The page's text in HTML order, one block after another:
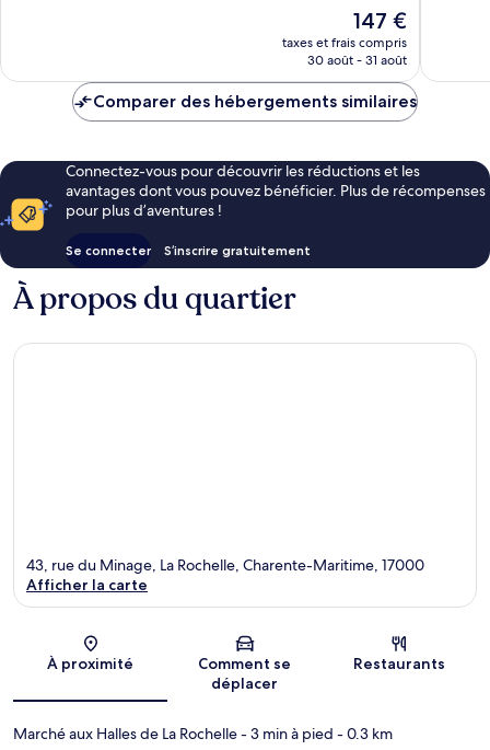
Le
nouveau
prix
de
147 €
taxes et frais compris
30 août - 31 août
Comparer des hébergements similaires
Connectez-vous pour découvrir les réductions et les
avantages dont vous pouvez bénéficier. Plus de récompenses
pour plus d’aventures !
Se connecter S’inscrire gratuitement
À propos du quartier
Carte
43, rue du Minage, La Rochelle, Charente-Maritime, 17000
Afficher la carte
À proximité
Comment se
déplacer
Restaurants
Marché aux Halles de La Rochelle- 3 min à pied - 0.3 km